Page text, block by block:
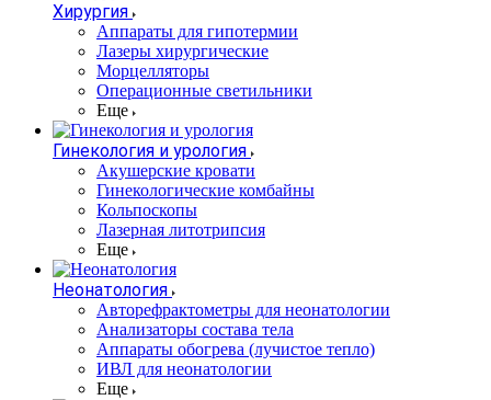
Хирургия
Аппараты для гипотермии
Лазеры хирургические
Морцелляторы
Операционные светильники
Еще
Гинекология и урология
Акушерские кровати
Гинекологические комбайны
Кольпоскопы
Лазерная литотрипсия
Еще
Неонатология
Авторефрактометры для неонатологии
Анализаторы состава тела
Аппараты обогрева (лучистое тепло)
ИВЛ для неонатологии
Еще